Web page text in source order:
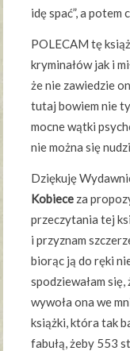
idę spać”, a potem
POLECAM tę
kryminałów jak i
że nie zawiedzie
tutaj bowiem nie
mocne wątki
nie można się
Dziękuję
Kobiece za
przeczytania tej
i przyznam
biorąc ją do ręki
spodziewałam się,
wywoła ona we
książki, która tak
fabułą, żeby 553